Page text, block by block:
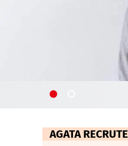
AGATA RECRUTE